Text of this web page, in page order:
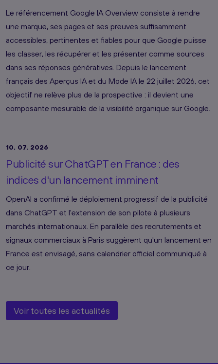
Le référencement Google IA Overview consiste à rendre
une marque, ses pages et ses preuves suffisamment
accessibles, pertinentes et fiables pour que Google puisse
les classer, les récupérer et les présenter comme sources
dans ses réponses génératives. Depuis le lancement
français des Aperçus IA et du Mode IA le 22 juillet 2026, cet
objectif ne relève plus de la prospective : il devient une
composante mesurable de la visibilité organique sur Google.
10. 07. 2026
Publicité sur ChatGPT en France : des
indices d'un lancement imminent
OpenAI a confirmé le déploiement progressif de la publicité
dans ChatGPT et l'extension de son pilote à plusieurs
marchés internationaux. En parallèle des recrutements et
signaux commerciaux à Paris suggèrent qu'un lancement en
France est envisagé, sans calendrier officiel communiqué à
ce jour.
Voir toutes les actualités